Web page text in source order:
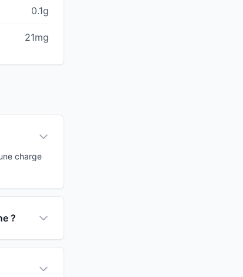
0.1g
21mg
charge
?